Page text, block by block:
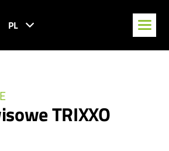
PL
TRIXXO